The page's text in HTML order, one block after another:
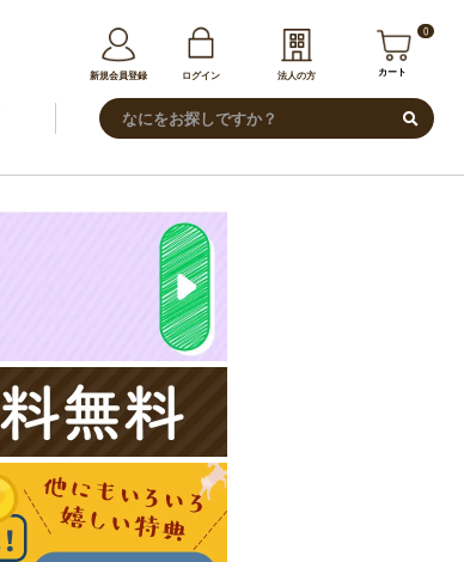
新規会員登録 ログイン 法人の方
0
カート